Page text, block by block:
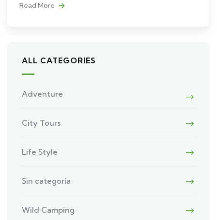
Read More
ALL CATEGORIES
Adventure
City Tours
Life Style
Sin categoría
Wild Camping